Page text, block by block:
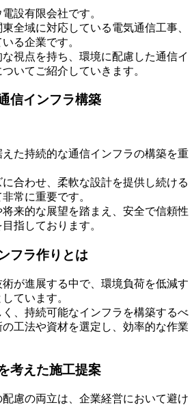
設有限会社です。
全域に対応している電気通信工事、
る企業です。
視点を持ち、環境に配慮した通信イ
いてご紹介していきます。
信インフラ構築
た持続的な通信インフラの構築を重
合わせ、柔軟な設計を提供し続ける
常に重要です。
来的な展望を踏まえ、安全で信頼性
指しております。
フラ作りとは
が進展する中で、環境負荷を低減す
ています。
、持続可能なインフラを構築するべ
工法や資材を選定し、効率的な作業
考えた施工提案
慮の両立は、企業経営において避け